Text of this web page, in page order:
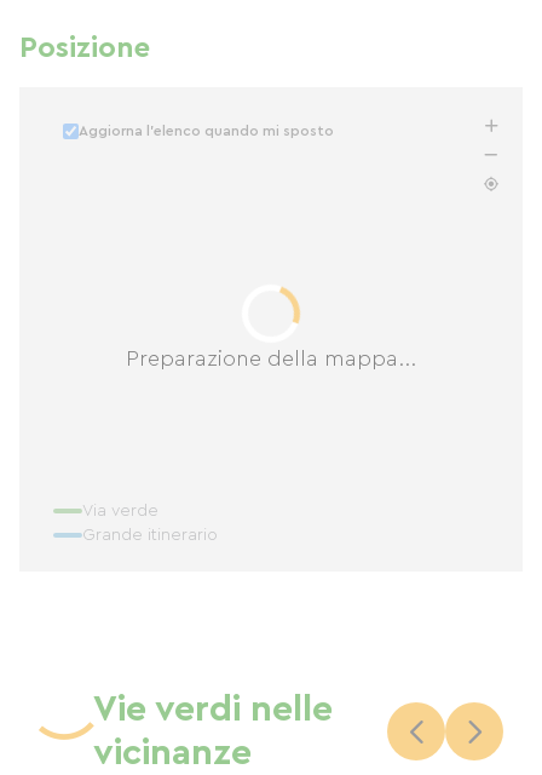
Posizione
Preparazione della mappa...
Aggiorna l'elenco quando mi sposto
Via verde
Grande itinerario
Vie verdi nelle
vicinanze